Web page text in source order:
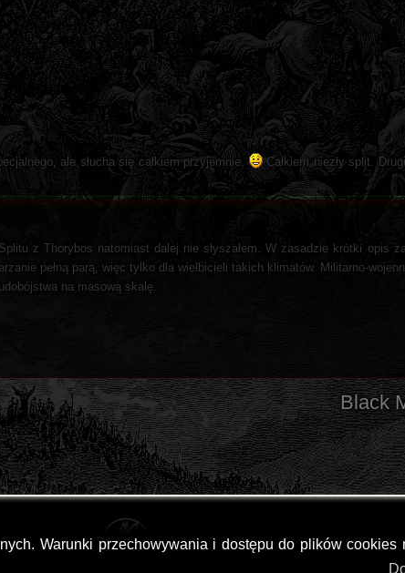
Warunki przechowywania i dostępu do plików cookies
ale słucha się całkiem przyjemnie.
Całkiem niezły split.
z Thorybos natomiast dalej nie słyszałem. W zasadzie krótki opis
pełną parą, więc tylko dla wielbicieli takich klimatów. Militarno-
na masową skalę.
Black